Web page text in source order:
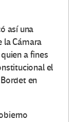
así una
la Cámara
a fines
el
en